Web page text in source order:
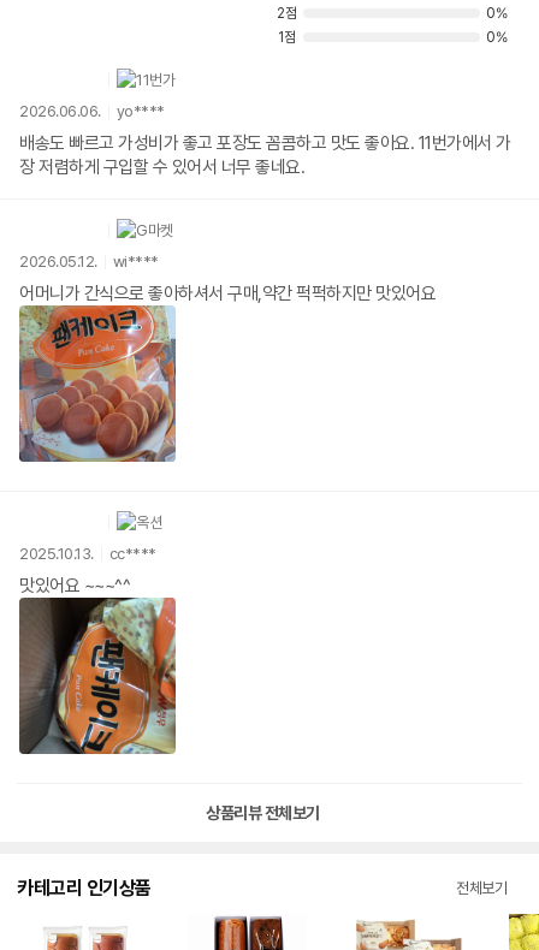
2점
0%
1점
0%
2026.06.06. yo****
배송도 빠르고 가성비가 좋고 포장도 꼼콤하고 맛도 좋아요. 11번가에서 가
장 저렴하게 구입할 수 있어서 너무 좋네요.
2026.05.12. wi****
어머니가 간식으로 좋아하셔서 구매,약간 퍽퍽하지만 맛있어요
2025.10.13. cc****
맛있어요 ~~~^^
상품리뷰 전체보기
카테고리 인기상품 전체보기